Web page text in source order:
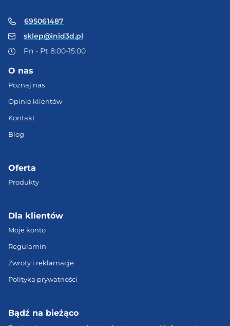
695061487
sklep@inid3d.pl
Pn - Pt 8:00-15:00
O nas
Poznaj nas
Opinie klientów
Kontakt
Blog
Oferta
Produkty
Dla klientów
Moje konto
Regulamin
Zwroty i reklamacje
Polityka prywatności
Bądź na bieżąco